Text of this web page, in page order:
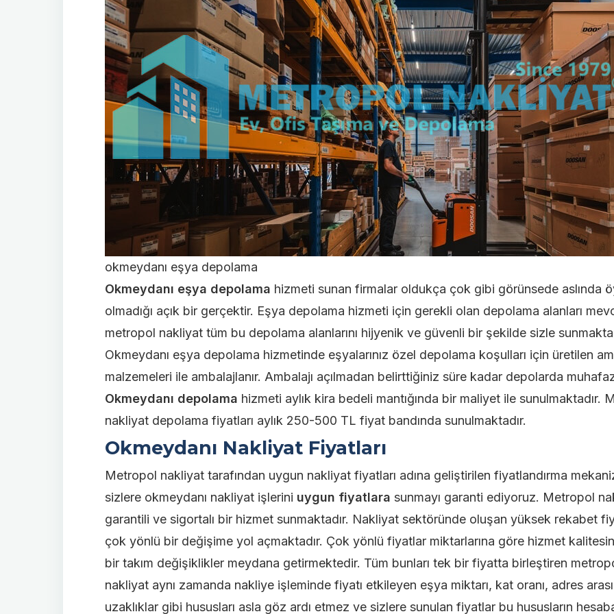
okmeydanı eşya depolama
Okmeydanı eşya depolama hizmeti sunan firmalar oldukça çok gibi görünsede aslında
olmadığı açık bir gerçektir. Eşya depolama hizmeti için gerekli olan depolama alanları
metropol nakliyat tüm bu depolama alanlarını hijyenik ve güvenli bir şekilde sizle
Okmeydanı eşya depolama hizmetinde eşyalarınız özel depolama koşulları için üretilen
malzemeleri ile ambalajlanır. Ambalajı açılmadan belirttiğiniz süre kadar depolarda
Okmeydanı depolama hizmeti aylık kira bedeli mantığında bir maliyet ile sunulmaktadır.
nakliyat depolama fiyatları aylık 250-500 TL fiyat bandında sunulmaktadır.
Okmeydanı Nakliyat Fiyatları
Metropol nakliyat tarafından uygun nakliyat fiyatları adına geliştirilen fiyatlandırma
sizlere okmeydanı nakliyat işlerini uygun fiyatlara sunmayı garanti ediyoruz. Metropol
garantili ve sigortalı bir hizmet sunmaktadır. Nakliyat sektöründe oluşan yüksek rekabet
çok yönlü bir değişime yol açmaktadır. Çok yönlü fiyatlar miktarlarına göre hizmet
bir takım değişiklikler meydana getirmektedir. Tüm bunları tek bir fiyatta birleştiren
nakliyat aynı zamanda nakliye işleminde fiyatı etkileyen eşya miktarı, kat oranı, adres arası
uzaklıklar gibi hususları asla göz ardı etmez ve sizlere sunulan fiyatlar bu hususların